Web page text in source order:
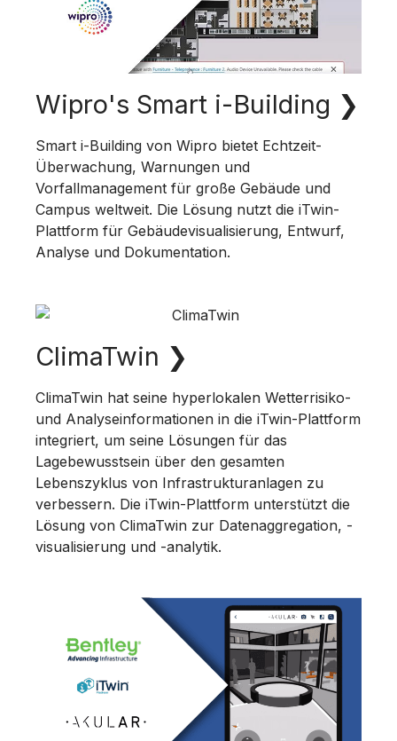
Wipro's Smart i-Building ❯
Smart i-Building von Wipro bietet Echtzeit-
Überwachung, Warnungen und
Vorfallmanagement für große Gebäude und
Campus weltweit. Die Lösung nutzt die iTwin-
Plattform für Gebäudevisualisierung, Entwurf,
Analyse und Dokumentation.
ClimaTwin ❯
ClimaTwin hat seine hyperlokalen Wetterrisiko-
und Analyseinformationen in die iTwin-Plattform
integriert, um seine Lösungen für das
Lagebewusstsein über den gesamten
Lebenszyklus von Infrastrukturanlagen zu
verbessern. Die iTwin-Plattform unterstützt die
Lösung von ClimaTwin zur Datenaggregation, -
visualisierung und -analytik.